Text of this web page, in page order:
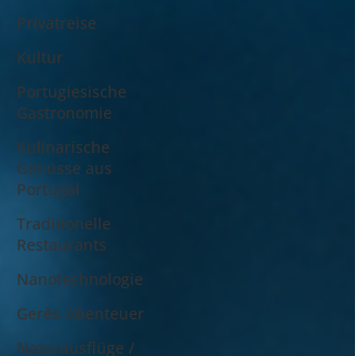
Privatreise
Kultur
Portugiesische
Gastronomie
Kulinarische
Genüsse aus
Portugal
Traditionelle
Restaurants
Nanotechnologie
Gerês-Abenteuer
Naturausflüge /